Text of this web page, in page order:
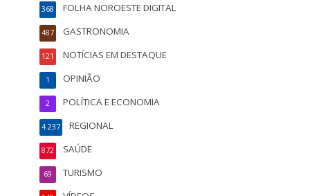
FOLHA NOROESTE DIGITAL
368
GASTRONOMIA
487
NOTÍCIAS EM DESTAQUE
121
OPINIÃO
1
POLÍTICA E ECONOMIA
2
REGIONAL
4.237
SAÚDE
872
TURISMO
69